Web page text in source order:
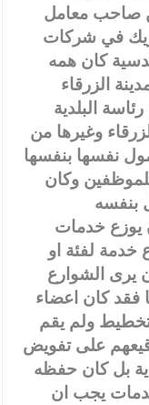
صاحب معامل
في شركات
كان همه
تسلم رئاسة البلدية
وغيرها من
نفسها بنفسها
وكان
يوزع خدمات
خدمة لفئة او
يرى الشوارع
فقد كان اعضاء
ولم يقم
على تفويض
بل كان حفظه
يجب ان